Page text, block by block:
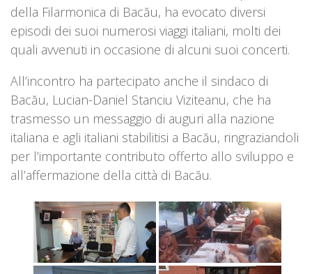
della Filarmonica di Bacău, ha evocato diversi
episodi dei suoi numerosi viaggi italiani, molti dei
quali avvenuti in occasione di alcuni suoi concerti.
All’incontro ha partecipato anche il sindaco di
Bacău, Lucian-Daniel Stanciu Viziteanu, che ha
trasmesso un messaggio di auguri alla nazione
italiana e agli italiani stabilitisi a Bacău, ringraziandoli
per l’importante contributo offerto allo sviluppo e
all’affermazione della città di Bacău.